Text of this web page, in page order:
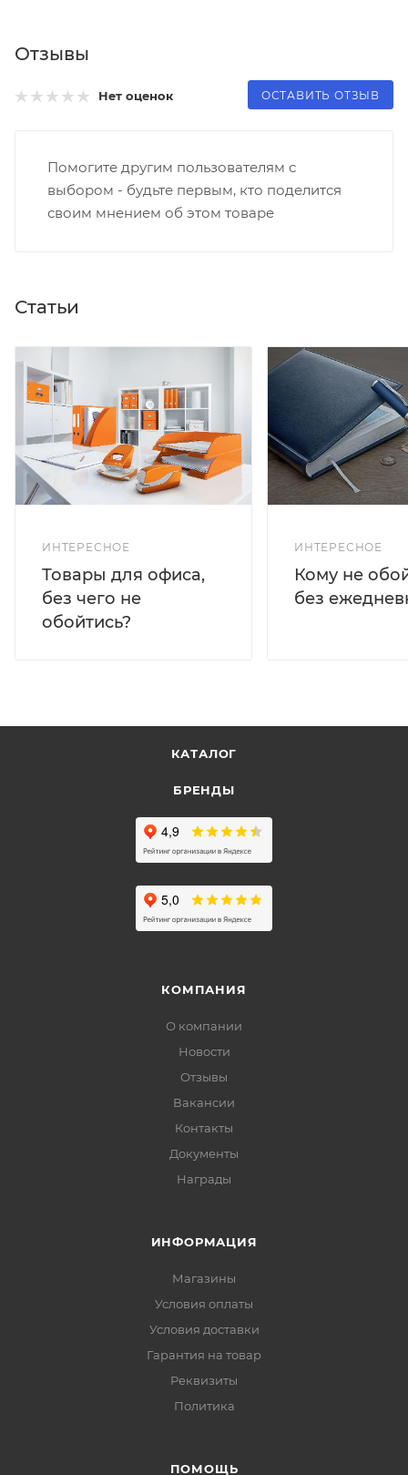
Отзывы
Нет оценок ОСТАВИТЬ ОТЗЫВ
Помогите другим пользователям с
выбором - будьте первым, кто поделится
своим мнением об этом товаре
Статьи
ИНТЕРЕСНОЕ
Товары для офиса,
без чего не
обойтись?
ИНТЕРЕСНОЕ
Кому не
без
КАТАЛОГ
БРЕНДЫ
КОМПАНИЯ
О компании
Новости
Отзывы
Вакансии
Контакты
Документы
Награды
ИНФОРМАЦИЯ
Магазины
Условия оплаты
Условия доставки
Гарантия на товар
Реквизиты
Политика
ПОМОЩЬ